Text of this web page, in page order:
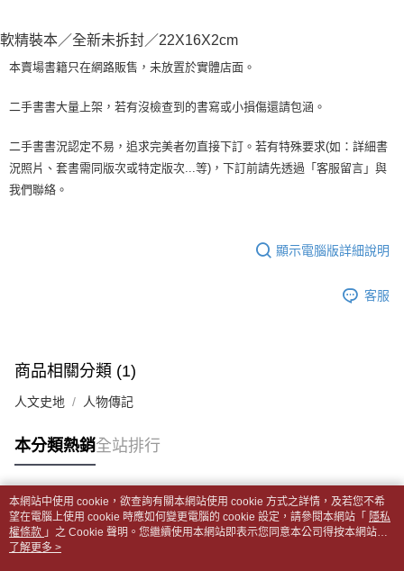
1.本服務由台灣大哥大提供，台灣大哥大用戶可立即使用無須另外申請。
流程，驗證手機門號後，選擇欲分期的期數、繳款截止日，確認付款後即完
3.實際核准額度、可分期數及費用金額請依後續交易確認頁面所載為準。
消。如遇「轉專審核」未通過狀況，表示未達大哥付你分期系統評分，恕無
法說明評估內容。
【繳款方式說明】
1.分期款項不併入電信帳單，「大哥付你分期」於每月結算日後寄送繳費提
用戶於交易時，得透過本服務購買商品或服務，並由商店將買賣／分期付款
由本公司與您本人進行分期帳單所需資料之確認、核對及更正。
3.完整用戶服務條款，請詳閱以下連結：
AFTEE先享後付
相關說明
便利好安心！
２．便利：只要手機號碼，簡訊認證，即可結帳。
３．安心：先確認商品／服務後，再付款。
【「AFTEE先享後付」結帳流程】
３．收到繳費通知簡訊後14天內，點擊此簡訊中的連結，可透過四大超商／
※ 請注意：結帳手續完成當下不需立刻繳費，但若您需要取消訂單，請聯絡
購買商品的店家。未經商家同意取消之訂單仍視為有效，需透過AFTEE先享
客戶支援中心」https://netprotections.freshdesk.com/support/home
【注意事項】
易，需依本服務之必要範圍內提供個人資料，並將交易相關給付款項請求債
權轉讓予恩沛科技股份有限公司。
２．關於個人資料處理事宜，請瀏覽以下網址：
https://aftee.tw/terms/#terms3
３．未成年的使用者請事先徵得法定代理人或監護人之同意方可使用
「AFTEE先享後付」，若未經同意申辦者引起之損失，本公司不負相關責
任。
４．使用「AFTEE先享後付」時，將依據個別帳號之用戶狀況，依本公司即
運送方式
全家取貨付款【書籍"本數"8本以上，建議使用中華郵政宅配包
裹】
7-11取貨付款【書籍"本數"8本以上，建議使用中華郵政宅配
每筆NT$65，滿NT$688(含以上)免運費
中華郵政包裹
每筆NT$65，滿NT$688(含以上)免運費
中華郵政包裹(離島)
每筆NT$65，滿NT$688(含以上)免運費
軟精裝本／全新未拆封／22X16X2cm
本賣場書籍只在網路販售，未放置於實體店面。
二手書書大量上架，若有沒檢查到的書寫或小損傷還請包涵。
二手書書況認定不易，追求完美者勿直接下訂。若有特殊要求(如：詳細書
況照片、套書需同版次或特定版次...等)，下訂前請先透過「客服留言」與
我們聯絡。
顯示電腦版詳細說明
客服
商品相關分類 (1)
人文史地 人物傳記
本分類熱銷全站排行
熱門標籤
本網站中使用 cookie，欲查詢有關本網站使用 cookie 方式之詳情，及若您不希
望在電腦上使用 cookie 時應如何變更電腦的 cookie 設定，請參閱本網站「 隱私
權條款 」之 Cookie 聲明。您繼續使用本網站即表示您同意本公司得按本網站使
用條款之 Cookie 聲明使用 cookie。
了解更多 >